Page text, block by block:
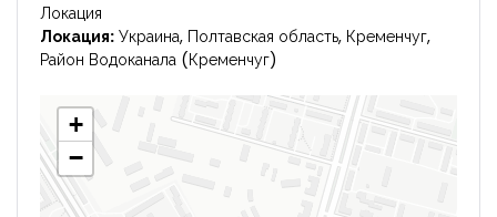
Локация
Локация: Украина, Полтавская область, Кременчуг,
Район Водоканала (Кременчуг)
+
−